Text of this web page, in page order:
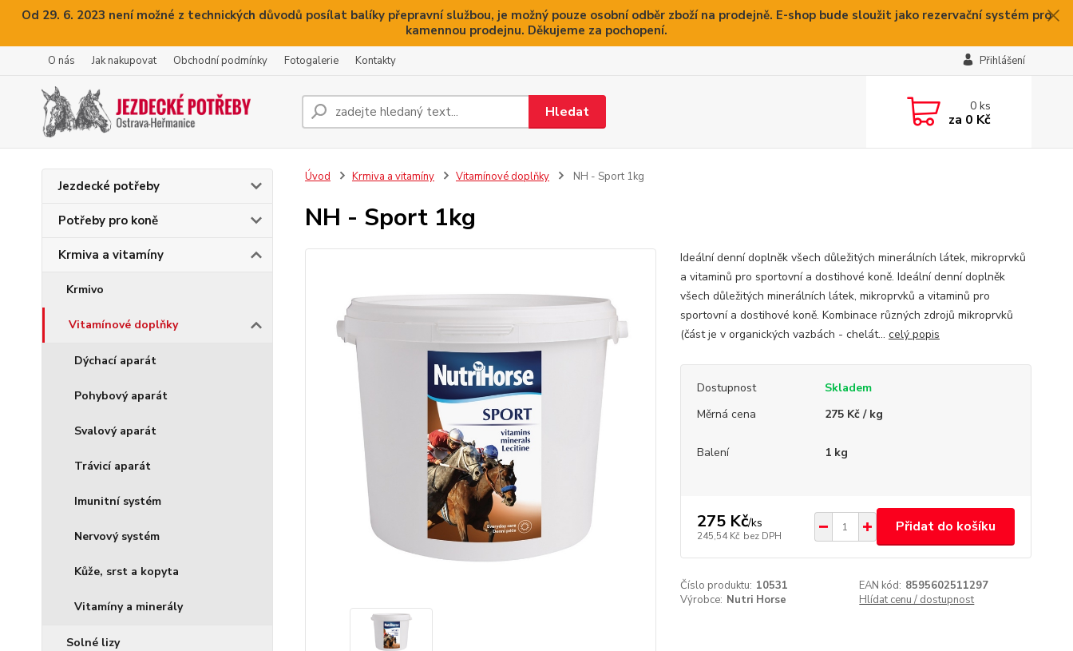
Od 29. 6. 2023 není možné z technických důvodů posílat balíky přepravní službou, je možný pouze osobní odběr zboží na prodejně. E-shop bude sloužit jako rezervační systém pro
kamennou prodejnu. Děkujeme za pochopení.
O nás Jak nakupovat Obchodní podmínky Fotogalerie Kontakty Přihlášení
Hledat 0ks
za 0 Kč
Jezdecké potřeby
Potřeby pro koně
Krmiva a vitamíny
Krmivo
Vitamínové doplňky
Dýchací aparát
Pohybový aparát
Svalový aparát
Trávicí aparát
Imunitní systém
Nervový systém
Kůže, srst a kopyta
Vitamíny a minerály
Solné lizy
Úvod Krmiva a vitamíny Vitamínové doplňky NH - Sport 1kg
NH - Sport 1kg
Ideální denní doplněk všech důležitých minerálních látek, mikroprvků
a vitaminů pro sportovní a dostihové koně. Ideální denní doplněk
všech důležitých minerálních látek, mikroprvků a vitaminů pro
sportovní a dostihové koně. Kombinace různých zdrojů mikroprvků
(část je v organických vazbách - chelát... celý popis
Dostupnost
Skladem
Měrná cena
275 Kč / kg
Balení 1 kg
275 Kč/ks
245,54 Kč bez DPH
Přidat do košíku
Číslo produktu: 10531 EAN kód: 8595602511297
Výrobce: Nutri Horse Hlídat cenu / dostupnost